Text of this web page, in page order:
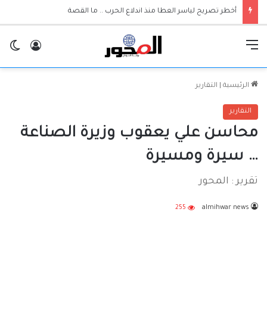
أخطر تصريح لياسر العطا منذ اندلاع الحرب .. ما القصة
الرئيسية التقارير
التقارير
محاسن علي يعقوب وزيرة الصناعة
… سيرة ومسيرة
تقرير : المحور
almihwar news
255